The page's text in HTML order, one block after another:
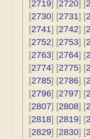
[2719] [2720] [
[2730] [2731] [
[2741] [2742] [
[2752] [2753] [
[2763] [2764] [
[2774] [2775] [
[2785] [2786] [
[2796] [2797] [
[2807] [2808] [
[2818] [2819] [
[2829] [2830] [